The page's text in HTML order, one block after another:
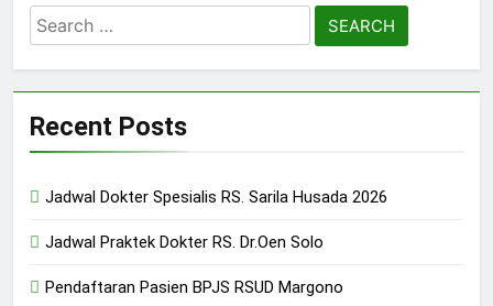
Search
for:
Recent Posts
Jadwal Dokter Spesialis RS. Sarila Husada 2026
Jadwal Praktek Dokter RS. Dr.Oen Solo
Pendaftaran Pasien BPJS RSUD Margono